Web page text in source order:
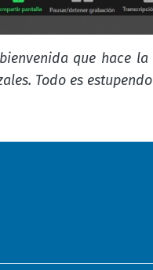
que hace
Todo es